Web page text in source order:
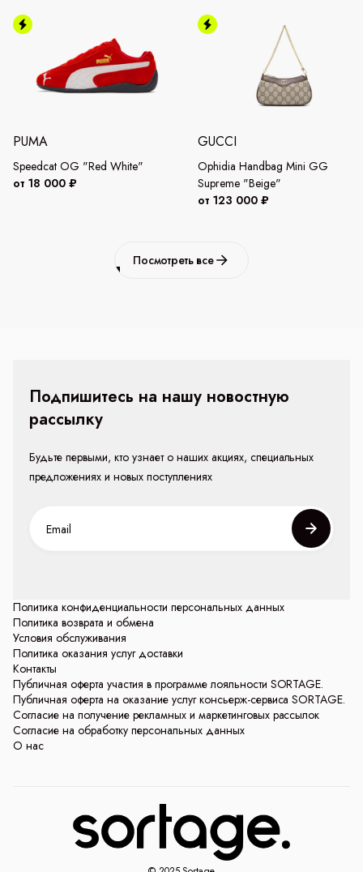
PUMA
Speedcat OG "Red White"
от 18 000 ₽
GUCCI
Ophidia Handbag Mini GG
Supreme "Beige"
от 123 000 ₽
Посмотреть все
Политика конфиденциальности персональных данных
Политика возврата и обмена
Условия обслуживания
Политика оказания услуг доставки
Контакты
Публичная оферта участия в программе лояльности SORTAGE.
Публичная оферта на оказание услуг консьерж-сервиса SORTAGE.
Согласие на получение рекламных и маркетинговых рассылок
Согласие на обработку персональных данных
О нас
Подпишитесь на нашу новостную
рассылку
Будьте первыми, кто узнает о наших акциях, специальных
предложениях и новых поступлениях